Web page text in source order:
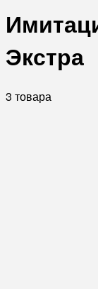
Экстра
3 товара